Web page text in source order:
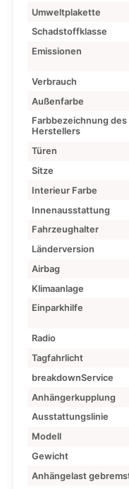
Umweltplakette
Schadstoffklasse
Emissionen
Verbrauch
Außenfarbe
Farbbezeichnung des
Herstellers
Türen
Sitze
Interieur Farbe
Innenausstattung
Fahrzeughalter
Länderversion
Airbag
Klimaanlage
Einparkhilfe
Radio
Tagfahrlicht
breakdownService
Anhängerkupplung
Ausstattungslinie
Modell
Gewicht
Anhängelast